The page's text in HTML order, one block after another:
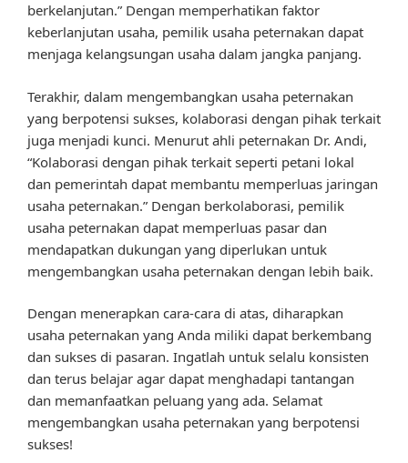
berkelanjutan.” Dengan memperhatikan faktor
keberlanjutan usaha, pemilik usaha peternakan dapat
menjaga kelangsungan usaha dalam jangka panjang.
Terakhir, dalam mengembangkan usaha peternakan
yang berpotensi sukses, kolaborasi dengan pihak terkait
juga menjadi kunci. Menurut ahli peternakan Dr. Andi,
“Kolaborasi dengan pihak terkait seperti petani lokal
dan pemerintah dapat membantu memperluas jaringan
usaha peternakan.” Dengan berkolaborasi, pemilik
usaha peternakan dapat memperluas pasar dan
mendapatkan dukungan yang diperlukan untuk
mengembangkan usaha peternakan dengan lebih baik.
Dengan menerapkan cara-cara di atas, diharapkan
usaha peternakan yang Anda miliki dapat berkembang
dan sukses di pasaran. Ingatlah untuk selalu konsisten
dan terus belajar agar dapat menghadapi tantangan
dan memanfaatkan peluang yang ada. Selamat
mengembangkan usaha peternakan yang berpotensi
sukses!